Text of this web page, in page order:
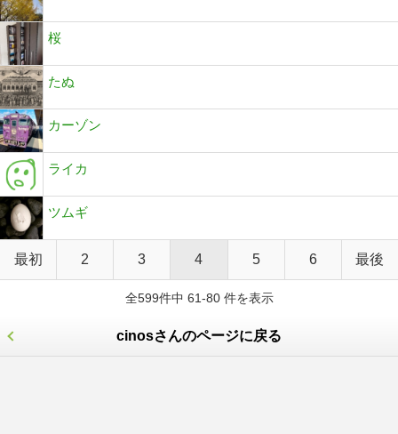
桜
たぬ
カーゾン
ライカ
ツムギ
最初 2 3 4 5 6 最後
全599件中 61-80 件を表示
cinosさんのページに戻る